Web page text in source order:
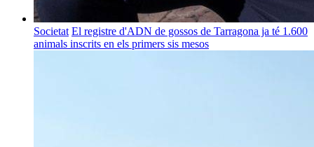
Societat El registre d'ADN de gossos de Tarragona ja té 1.600
animals inscrits en els primers sis mesos